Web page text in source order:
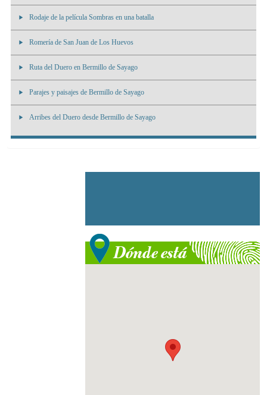
Rodaje de la película Sombras en una batalla
Romería de San Juan de Los Huevos
Ruta del Duero en Bermillo de Sayago
Parajes y paisajes de Bermillo de Sayago
Arribes del Duero desde Bermillo de Sayago